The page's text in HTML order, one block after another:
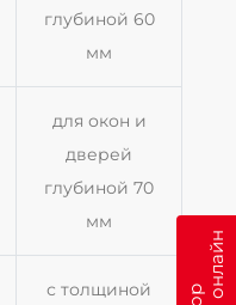
глубиной 60
мм
для окон и
дверей
глубиной 70
мм
с толщиной